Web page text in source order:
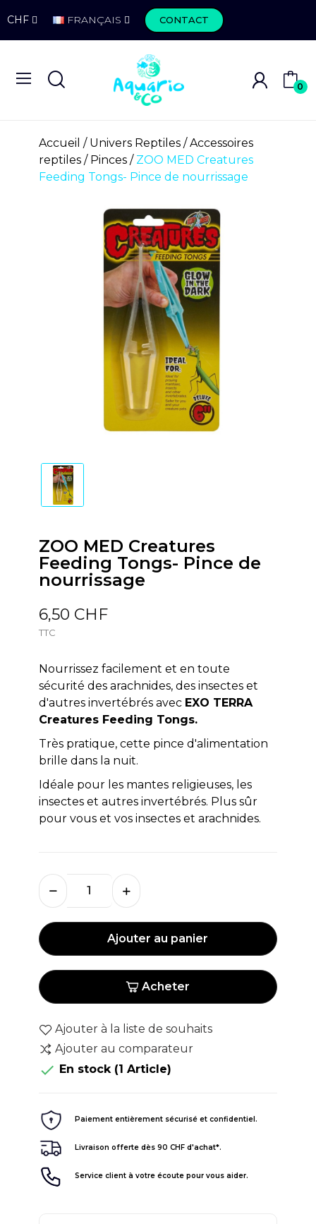
CHF FRANÇAIS CONTACT
0
Accueil Univers Reptiles
Accessoires
reptiles
Pinces
ZOO MED Creatures
Feeding Tongs- Pince de nourrissage
ZOO MED Creatures
Feeding Tongs- Pince de
nourrissage
6,50 CHF
TTC
Nourrissez facilement et en toute
sécurité des arachnides, des insectes et
d'autres invertébrés avec EXO TERRA
Creatures Feeding Tongs.
Très pratique, cette pince d'alimentation
brille dans la nuit.
Idéale pour les mantes religieuses, les
insectes et autres invertébrés. Plus sûr
pour vous et vos insectes et arachnides.
Ajouter au panier
Acheter
Ajouter à la liste de souhaits
Ajouter au comparateur
 En stock (1 Article)
Paiement entièrement sécurisé et confidentiel.
Livraison offerte dès 90 CHF d'achat*.
Service client à votre écoute pour vous aider.